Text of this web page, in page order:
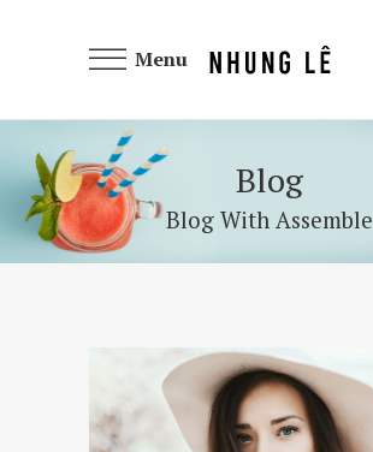
Menu
Blog
Blog With Assemble